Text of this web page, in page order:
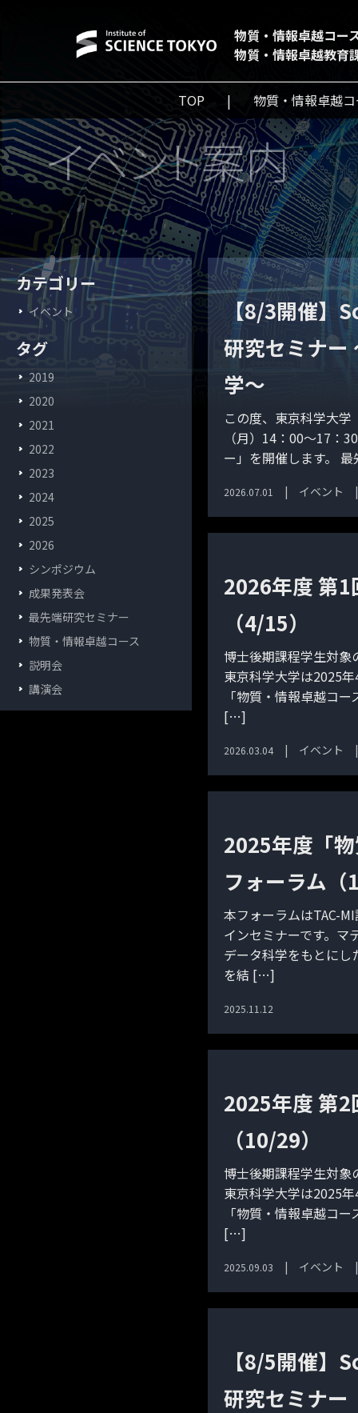
物質・情報卓越コー
物質・情報卓越教育
TOP 物質・情報卓越
イベント案内
カテゴリー
イベント
タグ
2019
2020
2021
2022
2023
2024
2025
2026
シンポジウム
成果発表会
最先端研究セミナー
物質・情報卓越コース
説明会
講演会
【8/3開催】
研究セミナー
学～
この度、東京科学大
（月）14：00～17：
ー」を開催します。
2026.07.01 イベント
2026年度 第
（4/15）
博士後期課程学生対象
東京科学大学は2025
「物質・情報卓越コ
[…]
2026.03.04 イベント
2025年度「
フォーラム
本フォーラムはTAC-
インセミナーです。マ
データ科学をもとに
を結 […]
2025.11.12
2025年度 第
（10/29）
博士後期課程学生対象
東京科学大学は2025
「物質・情報卓越コ
[…]
2025.09.03 イベント
【8/5開催】
研究セミナー